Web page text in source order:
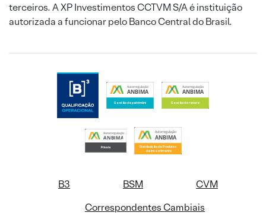
terceiros. A XP Investimentos CCTVM S/A é instituição
autorizada a funcionar pelo Banco Central do Brasil.
B3 BSM
CVM
Correspondentes Cambiais